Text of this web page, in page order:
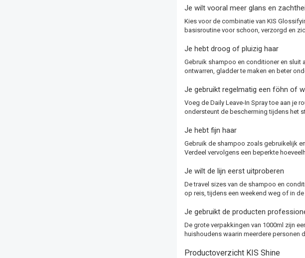
Je wilt vooral meer glans en
Kies voor de combinatie van KIS
basisroutine voor schoon, verzorgd en
Je hebt droog of pluizig haar
Gebruik shampoo en conditioner en sluit
ontwarren, gladder te maken en beter
Je gebruikt regelmatig een föhn of
Voeg de Daily Leave-In Spray toe aan je
ondersteunt de bescherming tijdens het
Je hebt fijn haar
Gebruik de shampoo zoals gebruikelijk
Verdeel vervolgens een beperkte
Je wilt de lijn eerst uitproberen
De travel sizes van de shampoo en
op reis, tijdens een weekend weg of in de
Je gebruikt de producten
De grote verpakkingen van 1000ml zijn
huishoudens waarin meerdere personen
Productoverzicht KIS Shine